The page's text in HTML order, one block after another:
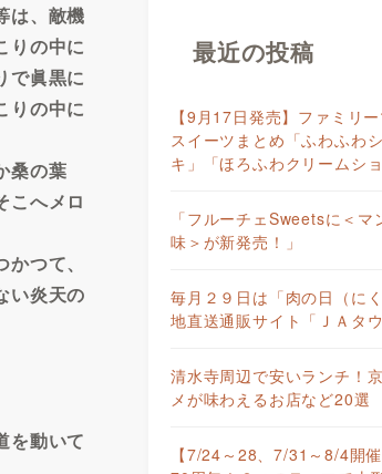
は、敵機
りの中に
で眞黒に
りの中に
桑の葉
こへメロ
つて、
い炎天の
を動いて
最近の投稿
【9月17日発売】ファミリ
スイーツまとめ「ふわふわ
キ」「ほろふわクリームシ
「フルーチェSweetsに＜マ
味＞が新発売！」
毎月２９日は「肉の日（に
地直送通販サイト「ＪＡタ
清水寺周辺で安いランチ！
メが味わえるお店など20選
【7/24～28、7/31～8/4開